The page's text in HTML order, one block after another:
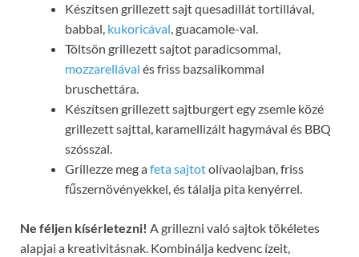
Készítsen grillezett sajt quesadillát tortillával,
babbal, kukoricával, guacamole-val.
Töltsön grillezett sajtot paradicsommal,
mozzarellával és friss bazsalikommal
bruschettára.
Készítsen grillezett sajtburgert egy zsemle közé
grillezett sajttal, karamellizált hagymával és BBQ
szósszal.
Grillezze meg afeta sajtotolívaolajban, friss
fűszernövényekkel, és tálalja pita kenyérrel.
Ne féljen kísérletezni! A grillezni való sajtok tökéletes
alapjai a kreativitásnak. Kombinálja kedvenc ízeit,